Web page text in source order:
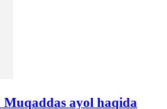
ayol haqida